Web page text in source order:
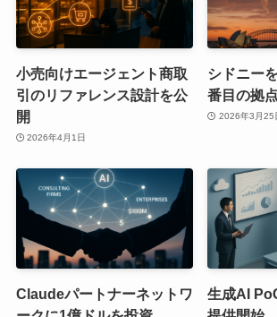
小売向けエージェント商取
引のリファレンス設計を公
開
2026年4月1日
シドニー
番目の拠
2026年3月25
Claudeパートナーネットワ
生成AI